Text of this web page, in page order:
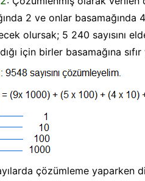
2 ve onlar basamağında
olursak; 5 240 sayısını
için birler basamağına sıfır
çözümleme yaparken